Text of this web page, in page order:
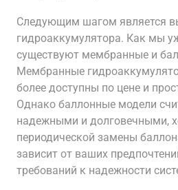
Следующим шагом является
гидроаккумулятора. Как мы
существуют мембранные и
Мембранные
более доступны по цене и
Однако баллонные модели
надежными и долговечными,
периодической замены
зависит от ваших
требований к надежности